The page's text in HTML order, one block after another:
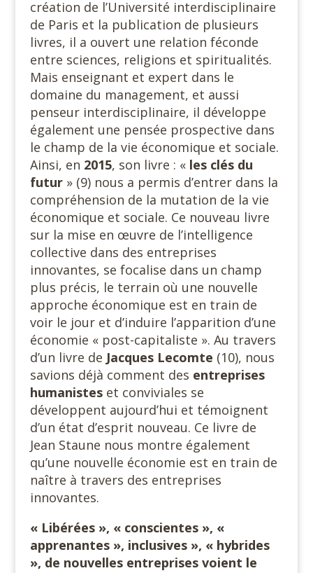
création de l’Université interdisciplinaire
de Paris et la publication de plusieurs
livres, il a ouvert une relation féconde
entre sciences, religions et spiritualités.
Mais enseignant et expert dans le
domaine du management, et aussi
penseur interdisciplinaire, il développe
également une pensée prospective dans
le champ de la vie économique et sociale.
Ainsi, en 2015, son livre : « les clés du
futur » (9) nous a permis d’entrer dans la
compréhension de la mutation de la vie
économique et sociale. Ce nouveau livre
sur la mise en œuvre de l’intelligence
collective dans des entreprises
innovantes, se focalise dans un champ
plus précis, le terrain où une nouvelle
approche économique est en train de
voir le jour et d’induire l’apparition d’une
économie « post-capitaliste ». Au travers
d’un livre de Jacques Lecomte (10), nous
savions déjà comment des entreprises
humanisteset conviviales se
développent aujourd’hui et témoignent
d’un état d’esprit nouveau. Ce livre de
Jean Staune nous montre également
qu’une nouvelle économie est en train de
naître à travers des entreprises
innovantes.
« Libérées », « conscientes », «
apprenantes », inclusives », « hybrides
», de nouvelles entreprises voient le